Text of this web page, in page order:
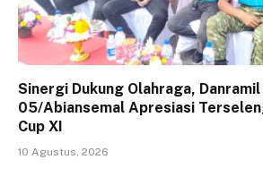
Sinergi Dukung Olahraga, Danramil
05/Abiansemal Apresiasi
Cup XI
10 Agustus, 2026